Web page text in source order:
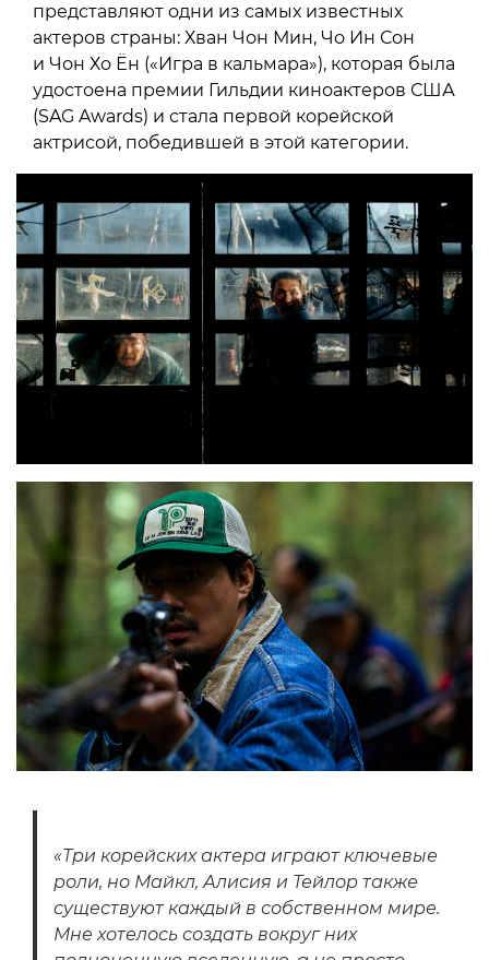
представляют одни из самых известных
актеров страны: Хван Чон Мин, Чо Ин Сон
и Чон Хо Ён («Игра в кальмара»), которая была
удостоена премии Гильдии киноактеров США
(SAG Awards) и стала первой корейской
актрисой, победившей в этой категории.
«Три корейских актера играют ключевые
роли, но Майкл, Алисия и Тейлор также
существуют каждый в собственном мире.
Мне хотелось создать вокруг них